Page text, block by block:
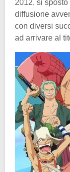
2012, si
diffusione
con diversi
ad arrivare al